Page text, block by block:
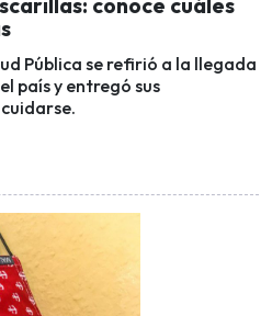
Pública se refirió a la llegada
país y entregó sus